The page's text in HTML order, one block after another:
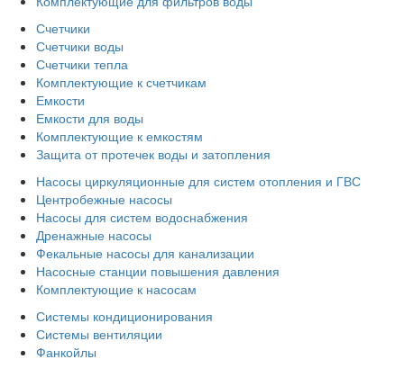
Счетчики
Счетчики воды
Счетчики тепла
Комплектующие к счетчикам
Емкости
Емкости для воды
Комплектующие к емкостям
Защита от протечек воды и затопления
Насосы циркуляционные для систем отопления и ГВС
Центробежные насосы
Насосы для систем водоснабжения
Дренажные насосы
Фекальные насосы для канализации
Насосные станции повышения давления
Комплектующие к насосам
Системы кондиционирования
Системы вентиляции
Фанкойлы